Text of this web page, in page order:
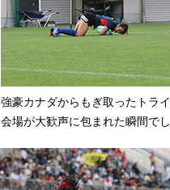
強豪カナダからもぎ取ったトライ
会場が大歓声に包まれた瞬間でし